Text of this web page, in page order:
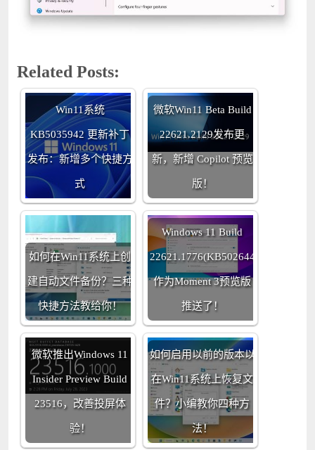
Related Posts:
Win11系统
KB5035942 更新补丁
发布：新增多个快捷方
式
微软Win11 Beta Build
22621.2129发布更
新，新增 Copilot 预览
版！
如何在Win11系统上创
建自动文件备份？三种
快捷方法教给你！
Windows 11 Build
22621.1776(KB5026446)
作为Moment 3预览版
推送了！
微软推出Windows 11
Insider Preview Build
23516，改善投屏体
验！
如何启用以前的版本以
在Win11系统上恢复文
件？小编教你四种方
法！